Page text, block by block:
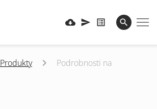
Produkty Podrobnosti na